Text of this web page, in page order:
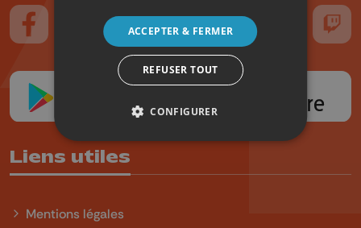
Suivez-nous sur FaceBook
Suivez-nous sur Instagram
Suivez-nous sur TikTokSuivez-nous sur YouTube
Suivez-nous
Liens utiles
Mentions légales
ACCEPTER & FERMER
REFUSER TOUT
CONFIGURER